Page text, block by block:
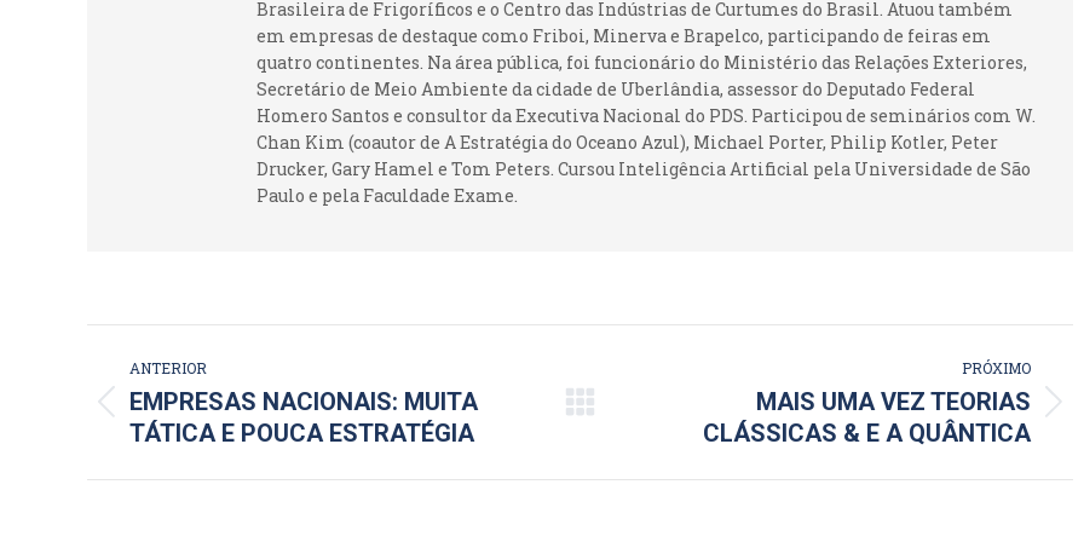
Brasileira de Frigoríficos e o Centro das Indústrias de Curtumes do Brasil. Atuou também
em empresas de destaque como Friboi, Minerva e Brapelco, participando de feiras em
quatro continentes. Na área pública, foi funcionário do Ministério das Relações Exteriores,
Secretário de Meio Ambiente da cidade de Uberlândia, assessor do Deputado Federal
Homero Santos e consultor da Executiva Nacional do PDS. Participou de seminários com W.
Chan Kim (coautor de A Estratégia do Oceano Azul), Michael Porter, Philip Kotler, Peter
Drucker, Gary Hamel e Tom Peters. Cursou Inteligência Artificial pela Universidade de São
Paulo e pela Faculdade Exame.
DE
POST:
ANTERIOR
Post
anterior:
EMPRESAS NACIONAIS: MUITA
TÁTICA E POUCA ESTRATÉGIA
PRÓXIMO
MAIS UMA VEZ TEORIAS
CLÁSSICAS & E A QUÂNTICA